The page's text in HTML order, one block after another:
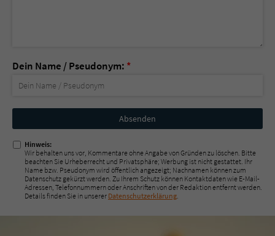
Dein Name / Pseudonym: *
Nicht
ausfüllen!
Hinweis:
Wir behalten uns vor, Kommentare ohne Angabe von Gründen zu löschen. Bitte
beachten Sie Urheberrecht und Privatsphäre; Werbung ist nicht gestattet. Ihr
Name bzw. Pseudonym wird öffentlich angezeigt; Nachnamen können zum
Datenschutz gekürzt werden. Zu Ihrem Schutz können Kontaktdaten wie E-Mail-
Adressen, Telefonnummern oder Anschriften von der Redaktion entfernt werden.
Details finden Sie in unserer Datenschutzerklärung